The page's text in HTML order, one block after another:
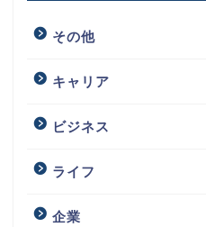
その他
キャリア
ビジネス
ライフ
企業